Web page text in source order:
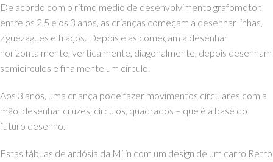
De acordo com o ritmo médio de desenvolvimento grafomotor,
entre os 2,5 e os 3 anos, as crianças começam a desenhar linhas,
ziguezagues e traços. Depois elas começam a desenhar
horizontalmente, verticalmente, diagonalmente, depois desenham
semicírculos e finalmente um círculo.
Aos 3 anos, uma criança pode fazer movimentos circulares com a
mão, desenhar cruzes, círculos, quadrados – que é a base do
futuro desenho.
Estas tábuas de ardósia da Milin com um design de um carro Retro